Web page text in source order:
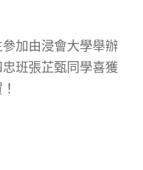
加由浸會大學舉辦
班張芷甄同學喜獲